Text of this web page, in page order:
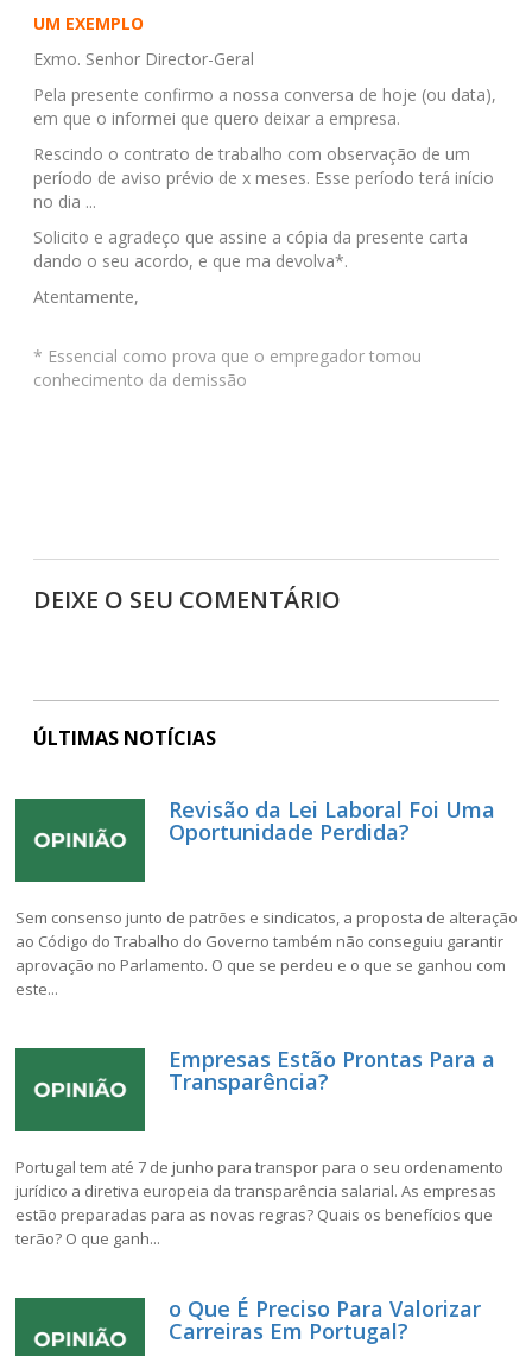
UM EXEMPLO
Exmo. Senhor Director-Geral
Pela presente confirmo a nossa conversa de hoje (ou data),
em que o informei que quero deixar a empresa.
Rescindo o contrato de trabalho com observação de um
período de aviso prévio de x meses. Esse período terá início
no dia ...
Solicito e agradeço que assine a cópia da presente carta
dando o seu acordo, e que ma devolva*.
Atentamente,
* Essencial como prova que o empregador tomou
conhecimento da demissão
DEIXE O SEU COMENTÁRIO
ÚLTIMAS NOTÍCIAS
Revisão da Lei Laboral Foi Uma
Oportunidade Perdida?
Sem consenso junto de patrões e sindicatos, a proposta de alteração
ao Código do Trabalho do Governo também não conseguiu garantir
aprovação no Parlamento. O que se perdeu e o que se ganhou com
este...
Empresas Estão Prontas Para a
Transparência?
Portugal tem até 7 de junho para transpor para o seu ordenamento
jurídico a diretiva europeia da transparência salarial. As empresas
estão preparadas para as novas regras? Quais os benefícios que
terão? O que ganh...
o Que É Preciso Para Valorizar
Carreiras Em Portugal?